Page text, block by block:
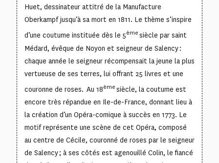
Huet, dessinateur attitré de la Manufacture
Oberkampf jusqu’à sa mort en 1811. Le thème s’inspire
d’une coutume instituée dès le 5èmesiècle par saint
Médard, évêque de Noyon et seigneur de Salency :
chaque année le seigneur récompensait la jeune la plus
vertueuse de ses terres, lui offrant 25 livres et une
couronne de roses. Au 18èmesiècle, la coutume est
encore très répandue en Ile-de-France, donnant lieu à
la création d’un Opéra-comique à succès en 1773. Le
motif représente une scène de cet Opéra, composé
au centre de Cécile, couronné de roses par le seigneur
de Salency ; à ses côtés est agenouillé Colin, le fiancé